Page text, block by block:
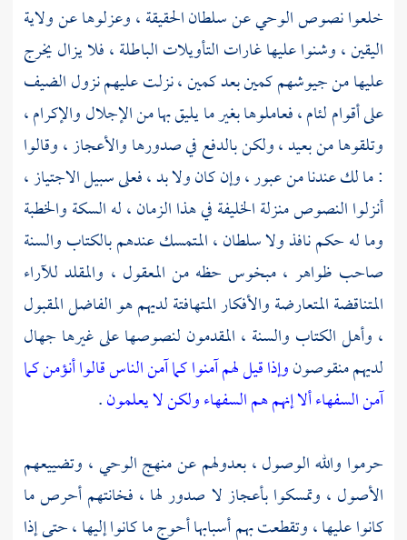
خلعوا نصوص الوحي عن سلطان الحقيقة ، وعزلوها عن ولاية
اليقين ، وشنوا عليها غارات التأويلات الباطلة ، فلا يزال يخرج
عليها من جيوشهم كمين بعد كمين ، نزلت عليهم نزول الضيف
على أقوام لئام ، فعاملوها بغير ما يليق بها من الإجلال والإكرام ،
وتلقوها من بعيد ، ولكن بالدفع في صدورها والأعجاز ، وقالوا
: ما لك عندنا من عبور ، وإن كان ولا بد ، فعلى سبيل الاجتياز ،
أنزلوا النصوص منزلة الخليفة في هذا الزمان ، له السكة والخطبة
وما له حكم نافذ ولا سلطان ، المتمسك عندهم بالكتاب والسنة
صاحب ظواهر ، مبخوس حظه من المعقول ، والمقلد للآراء
المتناقضة المتعارضة والأفكار المتهافتة لديهم هو الفاضل المقبول
، وأهل الكتاب والسنة ، المقدمون لنصوصها على غيرها جهال
لديهم منقوصونوإذا قيل لهم آمنوا كما آمن الناس قالوا أنؤمن كما
آمن السفهاء ألا إنهم هم السفهاء ولكن لا يعلمون.
حرموا والله الوصول ، بعدولهم عن منهج الوحي ، وتضييعهم
الأصول ، وتمسكوا بأعجاز لا صدور لها ، فخانتهم أحرص ما
كانوا عليها ، وتقطعت بهم أسبابها أحوج ما كانوا إليها ، حتى إذا